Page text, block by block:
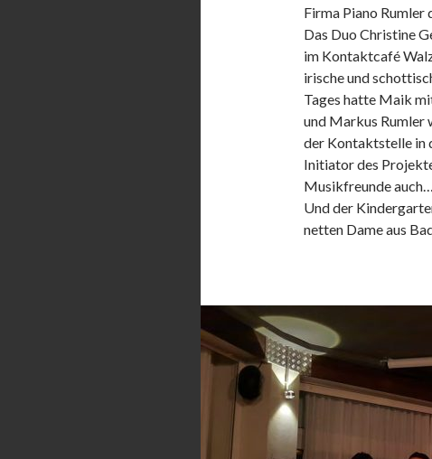
Firma Piano
Das Duo Christine
im Kontaktcafé
irische und
Tages hatte Maik
und Markus Rumler
der Kontaktstelle in
Initiator des
Musikfreunde
Und der
netten Dame aus